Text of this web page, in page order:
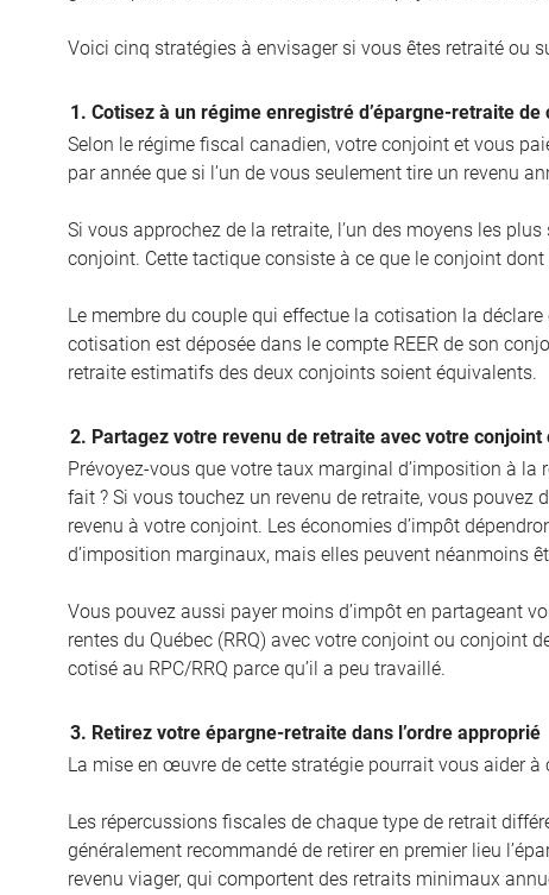
Voici cinq stratégies à envisager si vous êtes retraité ou
1. Cotisez à un régime enregistré d’épargne-retraite de
Selon le régime fiscal canadien, votre conjoint et vous
par année que si l’un de vous seulement tire un revenu
Si vous approchez de la retraite, l’un des moyens les
conjoint. Cette tactique consiste à ce que le conjoint
Le membre du couple qui effectue la cotisation la
cotisation est déposée dans le compte REER de son
retraite estimatifs des deux conjoints soient équivalents.
2. Partagez votre revenu de retraite avec votre
Prévoyez-vous que votre taux marginal d’imposition à
fait ? Si vous touchez un revenu de retraite, vous
revenu à votre conjoint. Les économies d’impôt
d’imposition marginaux, mais elles peuvent néanmoins
Vous pouvez aussi payer moins d’impôt en partageant
rentes du Québec (RRQ) avec votre conjoint ou conjoint
cotisé au RPC/RRQ parce qu’il a peu travaillé.
3. Retirez votre épargne-retraite dans l’ordre approprié
La mise en œuvre de cette stratégie pourrait vous aider
Les répercussions fiscales de chaque type de retrait
généralement recommandé de retirer en premier lieu
revenu viager, qui comportent des retraits minimaux